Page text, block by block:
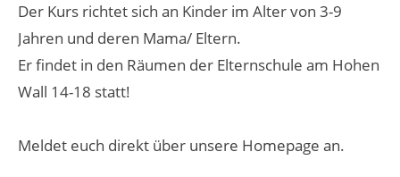
Der Kurs richtet sich an Kinder im Alter von 3-9
Jahren und deren Mama/ Eltern.
Er findet in den Räumen der Elternschule am Hohen
Wall 14-18 statt!
Meldet euch direkt über unsere Homepage an.